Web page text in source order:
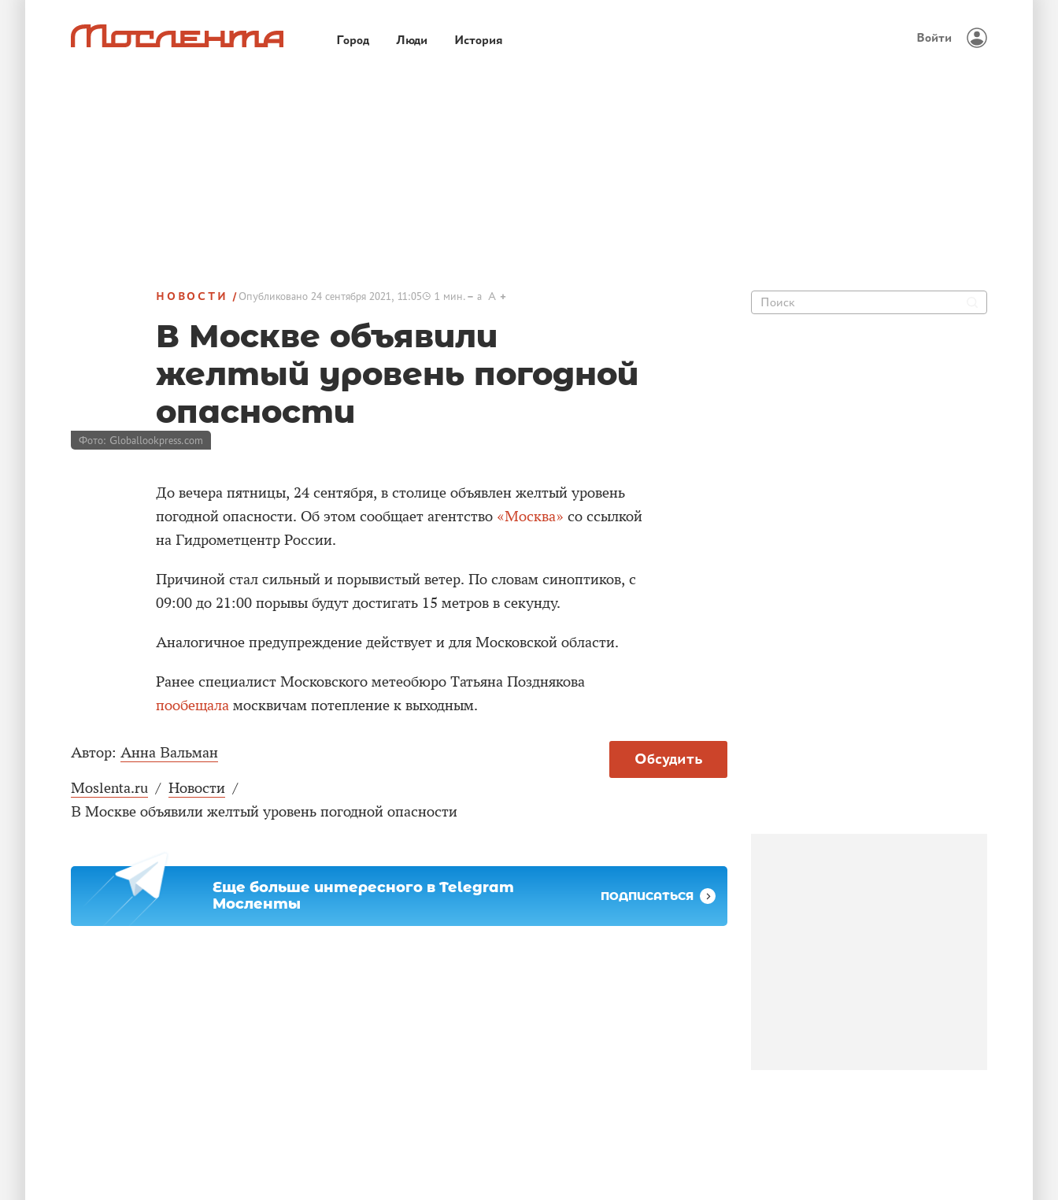
Город Люди История Войти
НОВОСТИ Опубликовано 24 сентября 2021, 11:05 1 мин. a A
В Москве объявили
желтый уровень погодной
опасности
Фото: Globallookpress.com
До вечера пятницы, 24 сентября, в столице объявлен желтый уровень
погодной опасности. Об этом сообщает агентство «Москва» со ссылкой
на Гидрометцентр России.
Причиной стал сильный и порывистый ветер. По словам синоптиков, с
09:00 до 21:00 порывы будут достигать 15 метров в секунду.
Аналогичное предупреждение действует и для Московской области.
Ранее специалист Московского метеобюро Татьяна Позднякова
пообещала москвичам потепление к выходным.
Обсудить
Автор: Анна Вальман
Moslenta.ru / Новости /
В Москве объявили желтый уровень погодной опасности
Еще больше интересного в Telegram
Мосленты
ПОДПИСАТЬСЯ